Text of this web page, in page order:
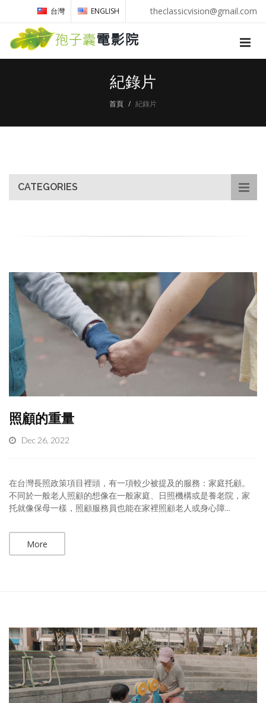
theclassicvision@gmail.com
台灣 ENGLISH
紀錄片
首頁 紀錄片
CATEGORIES
照顧的重量
Dec 26, 2022
在台灣長照政策項目裡頭，有一項較少被提及的服務：家庭托顧。
不同於一般老人照顧的想像在一般家庭、日照機構或是養老院，家
托就像保母一樣，照顧服務員也能在家裡照顧老人或身心障...
More